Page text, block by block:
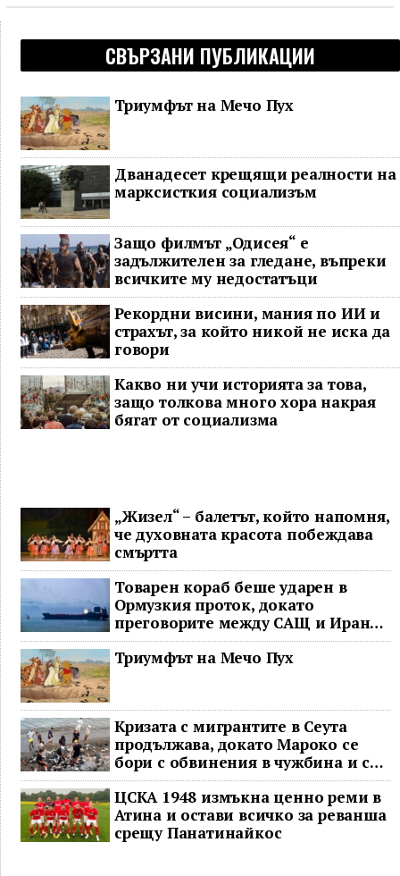
СВЪРЗАНИ ПУБЛИКАЦИИ
Триумфът на Мечо Пух
Дванадесет крещящи реалности на
марксисткия социализъм
Защо филмът „Одисея“ е
задължителен за гледане, въпреки
всичките му недостатъци
Рекордни висини, мания по ИИ и
страхът, за който никой не иска да
говори
Какво ни учи историята за това,
защо толкова много хора накрая
бягат от социализма
„Жизел“ – балетът, който напомня,
че духовната красота побеждава
смъртта
Товарен кораб беше ударен в
Ормузкия проток, докато
преговорите между САЩ и Иран
останаха в безизходица
Триумфът на Мечо Пух
Кризата с мигрантите в Сеута
продължава, докато Мароко се
бори с обвинения в чужбина и с
гнева у дома
ЦСКА 1948 измъкна ценно реми в
Атина и остави всичко за реванша
срещу Панатинайкос